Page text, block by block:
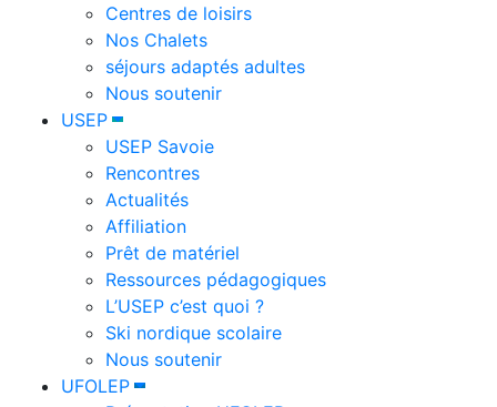
Centres de loisirs
Nos Chalets
séjours adaptés adultes
Nous soutenir
USEP
USEP Savoie
Rencontres
Actualités
Affiliation
Prêt de matériel
Ressources pédagogiques
L’USEP c’est quoi ?
Ski nordique scolaire
Nous soutenir
UFOLEP